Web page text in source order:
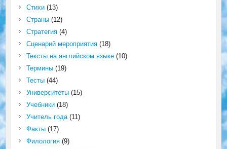
Стихи(13)
Страны(12)
Стратегия(4)
Сценарий мероприятия(18)
Тексты на английском языке(10)
Термины(19)
Тесты(44)
Университеты(15)
Учебники(18)
Учитель года(11)
Факты(17)
Филология(9)